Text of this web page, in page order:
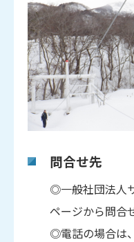
問合せ先
◎一般社団法人
ページから問合
◎電話の場合は